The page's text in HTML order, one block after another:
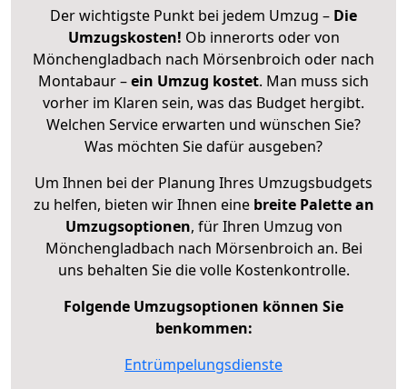
Der wichtigste Punkt bei jedem Umzug – Die
Umzugskosten! Ob innerorts oder von
Mönchengladbach nach Mörsenbroich oder nach
Montabaur –ein Umzug kostet. Man muss sich
vorher im Klaren sein, was das Budget hergibt.
Welchen Service erwarten und wünschen Sie?
Was möchten Sie dafür ausgeben?
Um Ihnen bei der Planung Ihres Umzugsbudgets
zu helfen, bieten wir Ihnen eine breite Palette an
Umzugsoptionen, für Ihren Umzug von
Mönchengladbach nach Mörsenbroich an. Bei
uns behalten Sie die volle Kostenkontrolle.
Folgende Umzugsoptionen können Sie
benkommen:
Entrümpelungsdienste